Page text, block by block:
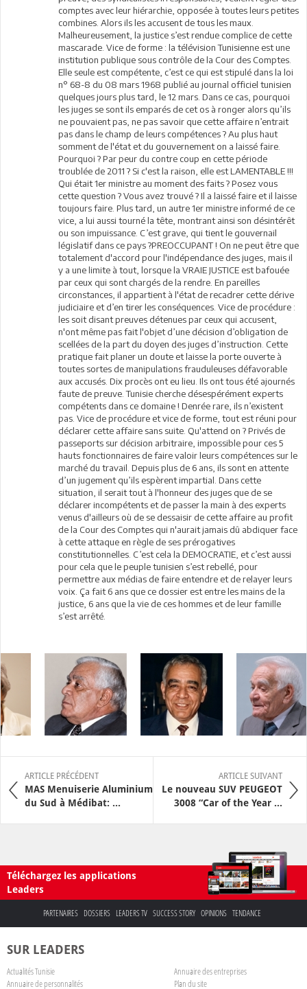
comptes avec leur hiérarchie, opposée à toutes leurs petites
combines. Alors ils les accusent de tous les maux.
Malheureusement, la justice s’est rendue complice de cette
mascarade. Vice de forme : la télévision Tunisienne est une
institution publique sous contrôle de la Cour des Comptes.
Elle seule est compétente, c’est ce qui est stipulé dans la loi
n° 68-8 du 08 mars 1968 publié au journal officiel tunisien
quelques jours plus tard, le 12 mars. Dans ce cas, pourquoi
les juges se sont ils emparés de cet os à ronger alors qu’ils
ne pouvaient pas, ne pas savoir que cette affaire n’entrait
pas dans le champ de leurs compétences ? Au plus haut
somment de l'état et du gouvernement on a laissé faire.
Pourquoi ? Par peur du contre coup en cette période
troublée de 2011 ? Si c'est la raison, elle est LAMENTABLE !!!
Qui était 1er ministre au moment des faits ? Posez vous
cette question ? Vous avez trouvé ? Il a laissé faire et il laisse
toujours faire. Plus tard, un autre 1er ministre informé de ce
vice, a lui aussi tourné la tête, montrant ainsi son désintérêt
ou son impuissance. C’est grave, qui tient le gouvernail
législatif dans ce pays ?PREOCCUPANT ! On ne peut être que
totalement d'accord pour l'indépendance des juges, mais il
y a une limite à tout, lorsque la VRAIE JUSTICE est bafouée
par ceux qui sont chargés de la rendre. En pareilles
circonstances, il appartient à l'état de recadrer cette dérive
judiciaire et d’en tirer les conséquences. Vice de procédure :
les soit disant preuves détenues par ceux qui accusent,
n'ont même pas fait l'objet d’une décision d’obligation de
scellées de la part du doyen des juges d’instruction. Cette
pratique fait planer un doute et laisse la porte ouverte à
toutes sortes de manipulations frauduleuses défavorable
aux accusés. Dix procès ont eu lieu. Ils ont tous été ajournés
faute de preuve. Tunisie cherche désespérément experts
compétents dans ce domaine ! Denrée rare, ils n’existent
pas. Vice de procédure et vice de forme, tout est réuni pour
déclarer cette affaire sans suite. Qu'attend on ? Privés de
passeports sur décision arbitraire, impossible pour ces 5
hauts fonctionnaires de faire valoir leurs compétences sur le
marché du travail. Depuis plus de 6 ans, ils sont en attente
d’un jugement qu’ils espèrent impartial. Dans cette
situation, il serait tout à l'honneur des juges que de se
déclarer incompétents et de passer la main à des experts
venus d'ailleurs où de se dessaisir de cette affaire au profit
de la Cour des Comptes qui n'aurait jamais dû abdiquer face
à cette attaque en règle de ses prérogatives
constitutionnelles. C’est cela la DEMOCRATIE, et c’est aussi
pour cela que le peuple tunisien s’est rebellé, pour
permettre aux médias de faire entendre et de relayer leurs
voix. Ça fait 6 ans que ce dossier est entre les mains de la
justice, 6 ans que la vie de ces hommes et de leur famille
s’est arrêté.
ARTICLE PRÉCÉDENT
MAS Menuiserie Aluminium
du Sud à Médibat: ...
ARTICLE SUIVANT
Le nouveau SUV PEUGEOT
3008 “Car of the Year ...
Téléchargez les applications
Leaders
PARTENAIRES DOSSIERS LEADERS TV SUCCESS STORY OPINIONS TENDANCE
SUR LEADERS
Actualités Tunisie
Annuaire des entreprises
Annuaire de personnalités
Plan du site